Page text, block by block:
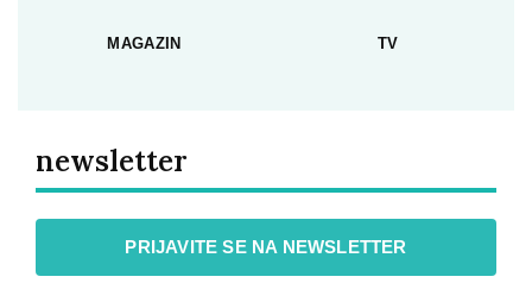
MAGAZIN TV
newsletter
PRIJAVITE SE NA NEWSLETTER